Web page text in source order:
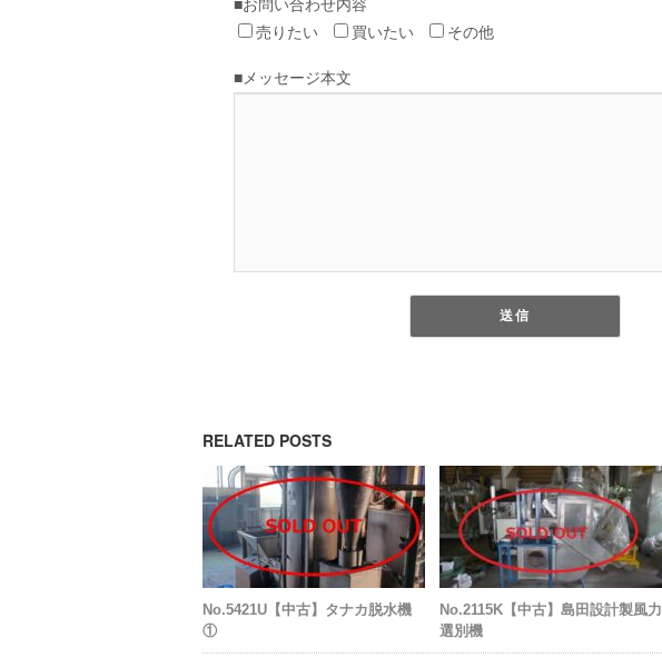
RELATED POSTS
No.5421U【中古】タナカ脱水機
①
No.2115K【中古】島田設計製風力
選別機